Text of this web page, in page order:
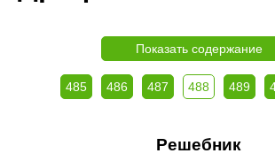
Показать содержание
485 486 487 488 489
Решебник